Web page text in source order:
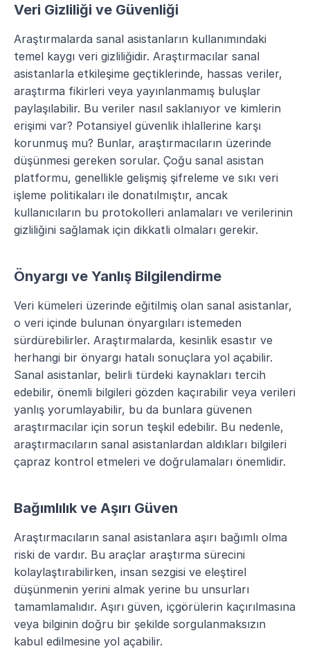
Veri Gizliliği ve Güvenliği
Araştırmalarda sanal asistanların kullanımındaki
temel kaygı veri gizliliğidir. Araştırmacılar sanal
asistanlarla etkileşime geçtiklerinde, hassas veriler,
araştırma fikirleri veya yayınlanmamış buluşlar
paylaşılabilir. Bu veriler nasıl saklanıyor ve kimlerin
erişimi var? Potansiyel güvenlik ihlallerine karşı
korunmuş mu? Bunlar, araştırmacıların üzerinde
düşünmesi gereken sorular. Çoğu sanal asistan
platformu, genellikle gelişmiş şifreleme ve sıkı veri
işleme politikaları ile donatılmıştır, ancak
kullanıcıların bu protokolleri anlamaları ve verilerinin
gizliliğini sağlamak için dikkatli olmaları gerekir.
Önyargı ve Yanlış Bilgilendirme
Veri kümeleri üzerinde eğitilmiş olan sanal asistanlar,
o veri içinde bulunan önyargıları istemeden
sürdürebilirler. Araştırmalarda, kesinlik esastır ve
herhangi bir önyargı hatalı sonuçlara yol açabilir.
Sanal asistanlar, belirli türdeki kaynakları tercih
edebilir, önemli bilgileri gözden kaçırabilir veya verileri
yanlış yorumlayabilir, bu da bunlara güvenen
araştırmacılar için sorun teşkil edebilir. Bu nedenle,
araştırmacıların sanal asistanlardan aldıkları bilgileri
çapraz kontrol etmeleri ve doğrulamaları önemlidir.
Bağımlılık ve Aşırı Güven
Araştırmacıların sanal asistanlara aşırı bağımlı olma
riski de vardır. Bu araçlar araştırma sürecini
kolaylaştırabilirken, insan sezgisi ve eleştirel
düşünmenin yerini almak yerine bu unsurları
tamamlamalıdır. Aşırı güven, içgörülerin kaçırılmasına
veya bilginin doğru bir şekilde sorgulanmaksızın
kabul edilmesine yol açabilir.